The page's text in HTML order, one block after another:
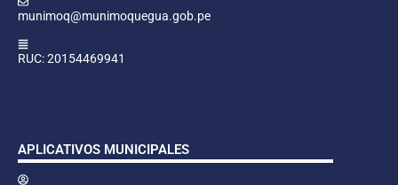
munimoq@munimoquegua.gob.pe
RUC: 20154469941
APLICATIVOS MUNICIPALES